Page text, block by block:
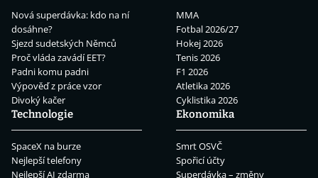
Nová superdávka: kdo na ní
dosáhne?
Sjezd sudetských Němců
Proč vláda zavádí EET?
Padni komu padni
Výpověď z práce vzor
Divoký kačer
MMA
Fotbal 2026/27
Hokej 2026
Tenis 2026
F1 2026
Atletika 2026
Cyklistika 2026
Technologie
SpaceX na burze
Nejlepší telefony
Nejlepší AI zdarma
Ekonomika
Smrt OSVČ
Spořicí účty
Superdávka – změny